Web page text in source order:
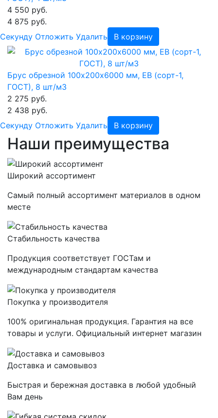
4 550 руб.
4 875 руб.
Cекунду Отложить Удалить В корзину
Брус обрезной 100х200х6000 мм, ЕВ (сорт-1,
ГОСТ), 8 шт/м3
2 275 руб.
2 438 руб.
Cекунду Отложить Удалить В корзину
Наши преимущества
Широкий ассортимент
Самый полный ассортимент материалов в одном
месте
Стабильность качества
Продукция соответствует ГОСТам и
международным стандартам качества
Покупка у производителя
100% оригинальная продукция. Гарантия на все
товары и услуги. Официальный интернет магазин
Доставка и самовывоз
Быстрая и бережная доставка в любой удобный
Вам день